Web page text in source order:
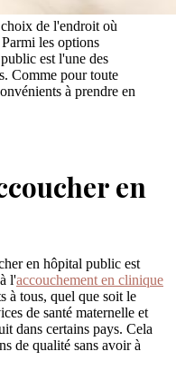
de l'endroit où
les options
est l'une des
Comme pour toute
à prendre en
en
en hôpital public est
l'accouchement en clinique
à tous, quel que soit le
de santé maternelle et
dans certains pays. Cela
de qualité sans avoir à